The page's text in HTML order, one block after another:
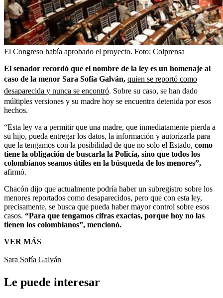
El Congreso había aprobado el proyecto. Foto: Colprensa
El senador recordó que el nombre de la ley es un homenaje al
caso de la menor Sara Sofía Galván, quien se reportó como
desaparecida y nunca se encontró. Sobre su caso, se han dado
múltiples versiones y su madre hoy se encuentra detenida por esos
hechos.
“Esta ley va a permitir que una madre, que inmediatamente pierda a
su hijo, pueda entregar los datos, la información y autorizarla para
que la tengamos con la posibilidad de que no solo el Estado, como
tiene la obligación de buscarla la Policía, sino que todos los
colombianos seamos útiles en la búsqueda de los menores”,
afirmó.
Chacón dijo que actualmente podría haber un subregistro sobre los
menores reportados como desaparecidos, pero que con esta ley,
precisamente, se busca que pueda haber mayor control sobre esos
casos. “Para que tengamos cifras exactas, porque hoy no las
tienen los colombianos”, mencionó.
VER MÁS
Sara Sofía Galván
Le puede interesar